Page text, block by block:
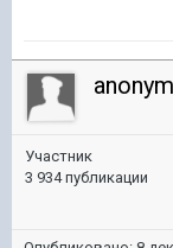
Участник
3 934 публикации